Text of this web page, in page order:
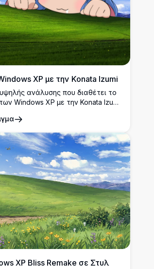
XP με την Konata Izumi
ανάλυσης που διαθέτει το
Windows XP με την Konata Izumi
των anime και με τις
αισθητικές, αυτή η ζωντανή
nostalgia and modern resolution
XP Bliss Remake σε Στυλ